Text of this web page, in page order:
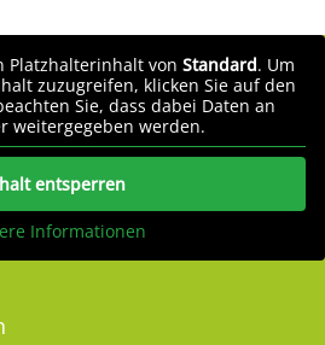
Platzhalterinhalt von Standard. Um
zuzugreifen, klicken Sie auf den
Sie, dass dabei Daten an
weitergegeben werden.
entsperren
Informationen